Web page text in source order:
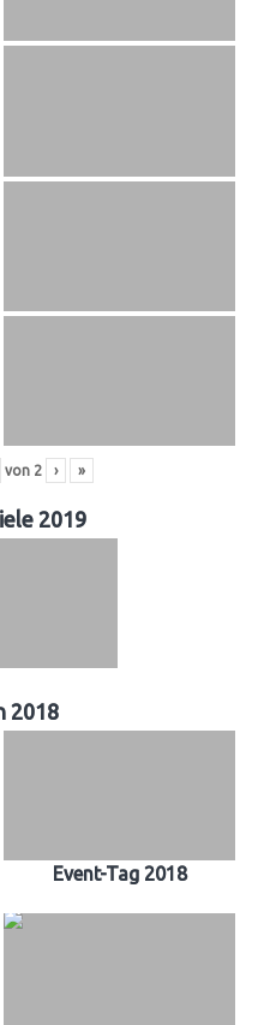
von 2 › »
2019
2018
Event-Tag 2018